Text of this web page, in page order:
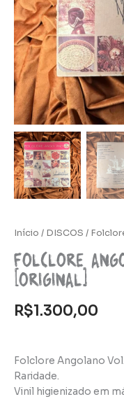
Início / DISCOS /
Folclore
[original]
R$1.300,00
Folclore Angolano
Raridade.
Vinil higienizado em